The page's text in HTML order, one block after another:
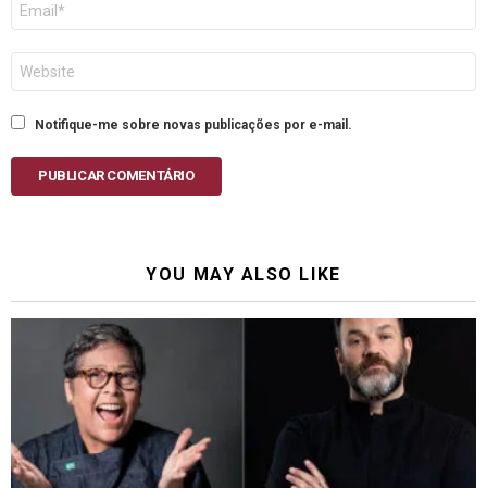
mail
Notifique-me sobre novas publicações por e-mail.
PUBLICAR COMENTÁRIO
YOU MAY ALSO LIKE